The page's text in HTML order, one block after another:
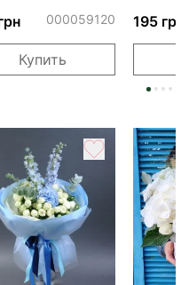
000059120
Купить
195 грн